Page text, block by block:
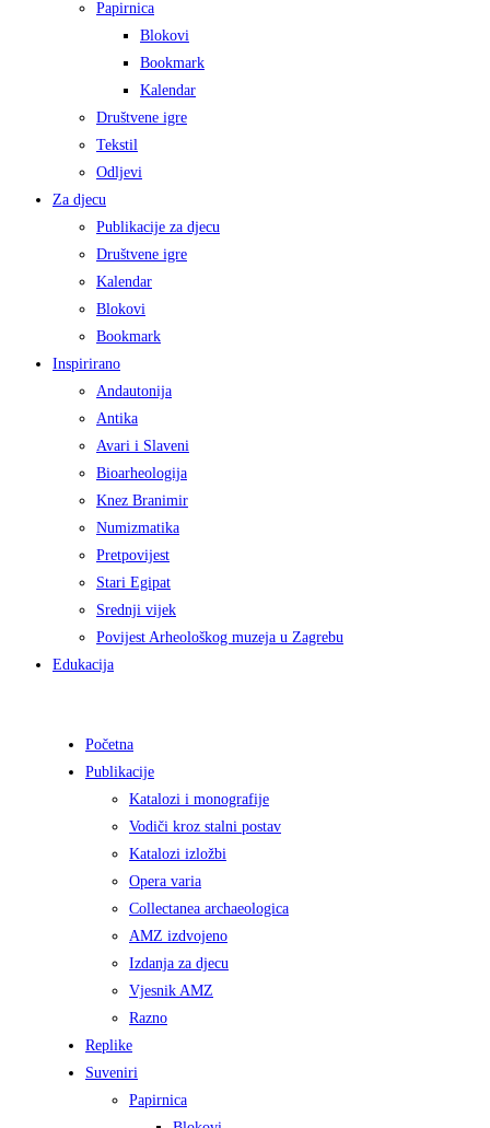
Papirnica
Blokovi
Bookmark
Kalendar
Društvene igre
Tekstil
Odljevi
Za djecu
Publikacije za djecu
Društvene igre
Kalendar
Blokovi
Bookmark
Inspirirano
Andautonija
Antika
Avari i Slaveni
Bioarheologija
Knez Branimir
Numizmatika
Pretpovijest
Stari Egipat
Srednji vijek
Povijest Arheološkog muzeja u Zagrebu
Edukacija
Početna
Publikacije
Katalozi i monografije
Vodiči kroz stalni postav
Katalozi izložbi
Opera varia
Collectanea archaeologica
AMZ izdvojeno
Izdanja za djecu
Vjesnik AMZ
Razno
Replike
Suveniri
Papirnica